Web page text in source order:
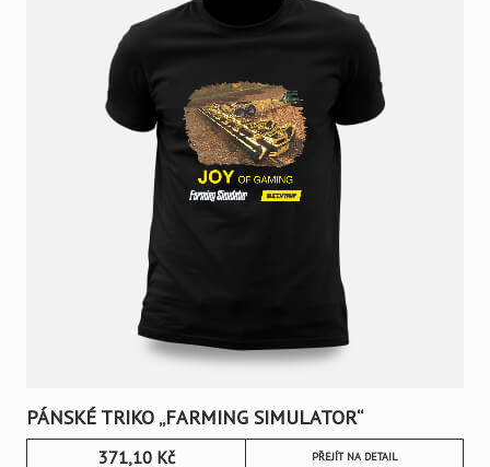
PÁNSKÉ TRIKO „FARMING SIMULATOR“
371,10 Kč PŘEJÍT NA DETAIL